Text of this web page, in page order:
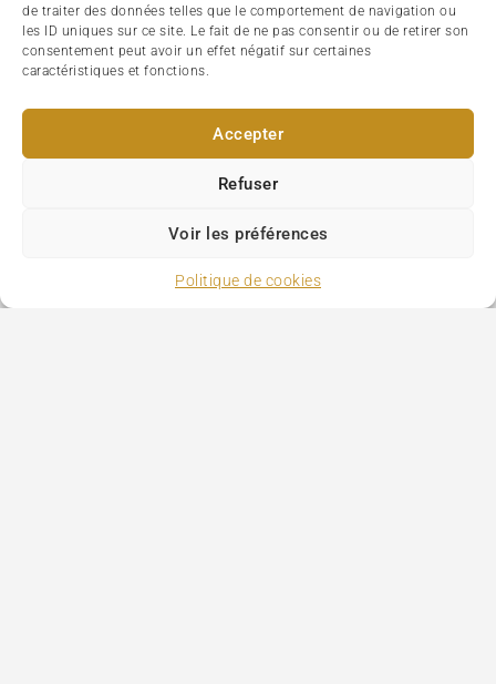
de traiter des données telles que le comportement de navigation ou
les ID uniques sur ce site. Le fait de ne pas consentir ou de retirer son
consentement peut avoir un effet négatif sur certaines
caractéristiques et fonctions.
Accepter
Refuser
Voir les préférences
Politique de cookies